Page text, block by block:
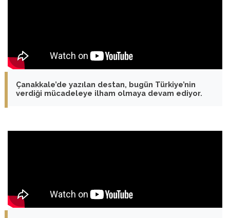
Çanakkale’de yazılan destan, bugün Türkiye’nin
verdiği mücadeleye ilham olmaya devam ediyor.